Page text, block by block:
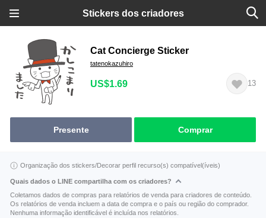
Stickers dos criadores
Cat Concierge Sticker
tatenokazuhiro
US$1.69 13
Presente Comprar
Organização dos stickers/Decorar perfil recurso(s) compatível(íveis)
Quais dados o LINE compartilha com os criadores?
Coletamos dados de compras para relatórios de venda para criadores de conteúdo.
Os relatórios de venda incluem a data de compra e o país ou região do comprador.
Nenhuma informação identificável é incluída nos relatórios.